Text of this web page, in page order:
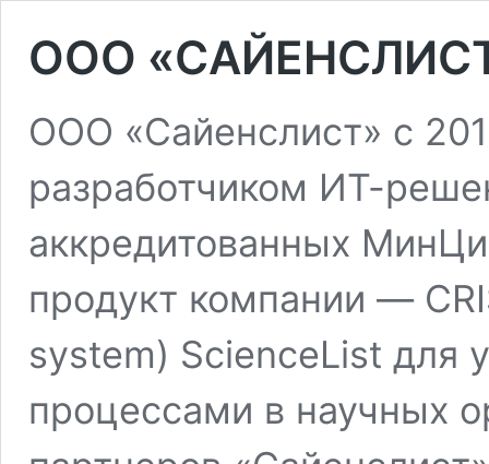
OOO
ООО «Сайенслист» с
разработчиком ИТ-
аккредитованных
продукт компании —
system) ScienceList для
процессами в научных